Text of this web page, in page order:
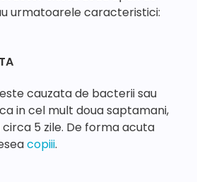
urmatoarele caracteristici:
cauzata de bacterii sau
in cel mult doua saptamani,
5 zile. De forma acuta
copiii.